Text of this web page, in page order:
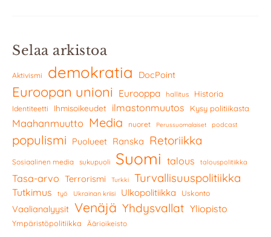
Selaa arkistoa
Aktivismi demokratia DocPoint
Euroopan unioni Eurooppa hallitus Historia
Identiteetti Ihmisoikeudet ilmastonmuutos Kysy politiikasta
Maahanmuutto Media nuoret Perussuomalaiset podcast
populismi Puolueet Ranska Retoriikka
Sosiaalinen media sukupuoli Suomi talous talouspolitiikka
Tasa-arvo Terrorismi Turkki Turvallisuuspolitiikka
Tutkimus työ Ukrainan kriisi Ulkopolitiikka Uskonto
Vaalianalyysit Venäjä Yhdysvallat Yliopisto
Ympäristöpolitiikka Äärioikeisto